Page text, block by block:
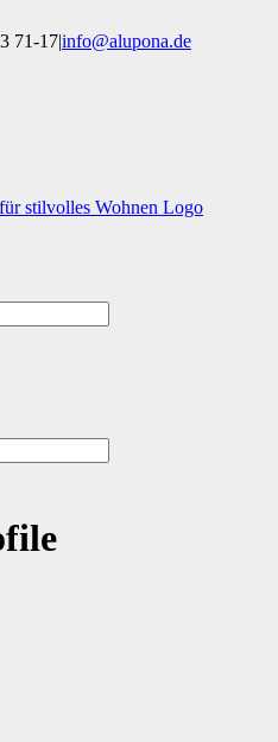
71-17|info@alupona.de